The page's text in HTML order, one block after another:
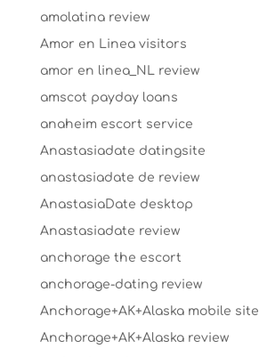
amolatina review
Amor en Linea visitors
amor en linea_NL review
amscot payday loans
anaheim escort service
Anastasiadate datingsite
anastasiadate de review
AnastasiaDate desktop
Anastasiadate review
anchorage the escort
anchorage-dating review
Anchorage+AK+Alaska mobile site
Anchorage+AK+Alaska review